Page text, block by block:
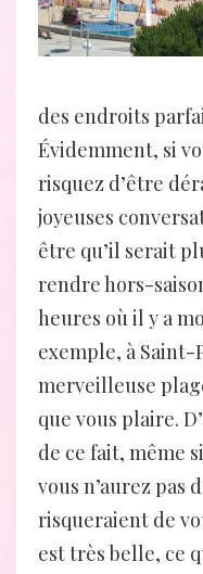
des endroits
Évidemment, si
risquez d’être
joyeuses
être qu’il serait
rendre hors-
heures où il y a
exemple, à
merveilleuse
que vous plaire.
de ce fait, même
vous n’aurez pas
risqueraient de
est très belle, ce